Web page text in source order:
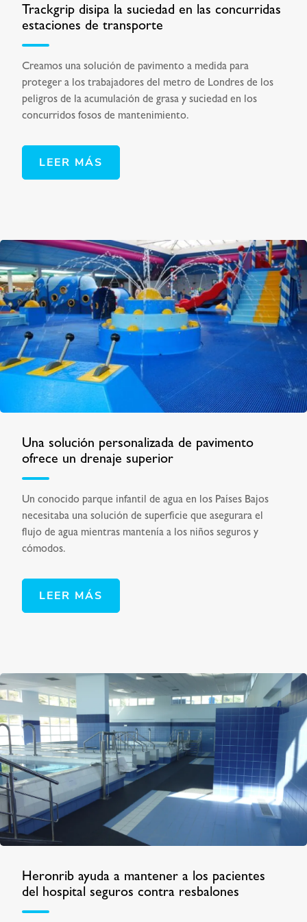
Trackgrip disipa la suciedad en las concurridas
estaciones de transporte
Creamos una solución de pavimento a medida para
proteger a los trabajadores del metro de Londres de los
peligros de la acumulación de grasa y suciedad en los
concurridos fosos de mantenimiento.
LEER MÁS
Una solución personalizada de pavimento
ofrece un drenaje superior
Un conocido parque infantil de agua en los Países Bajos
necesitaba una solución de superficie que asegurara el
flujo de agua mientras mantenía a los niños seguros y
cómodos.
LEER MÁS
Heronrib ayuda a mantener a los pacientes
del hospital seguros contra resbalones